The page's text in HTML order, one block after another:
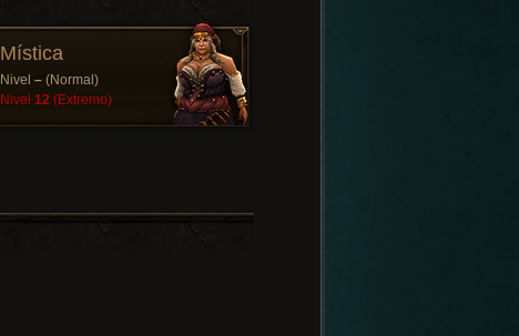
Mística
Nivel – (Normal)
Nivel 12 (Extremo)